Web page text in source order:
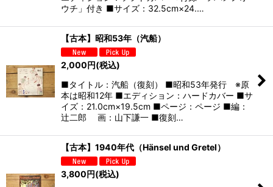
ウチ」付き ■サイズ：32.5cm×24.…
【古本】昭和53年（汽船）
2,000円(税込)
■タイトル：汽船（復刻） ■昭和53年発行 ※原
本は昭和12年 ■エディション：ハードカバー ■サ
イズ：21.0cm×19.5cm ■ページ：ページ ■編：
辻二郎 画：山下謙一 ■復刻…
【古本】1940年代（Hänsel und Gretel）
3,800円(税込)